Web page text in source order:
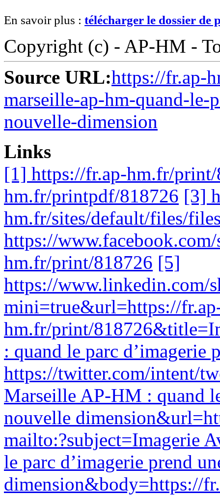
En savoir plus : télécharger le dossier de
Copyright (c) - AP-HM -
Source URL:https://fr.ap-
marseille-ap-hm-quand-le-
nouvelle-dimension
Links
[1] https://fr.ap-hm.fr/print/
hm.fr/printpdf/818726 [3]
hm.fr/sites/default/files/
https://
hm.fr/print/818726 [5]
https://www.linkedin.com/
mini=true&url=https://
hm.fr/print/
: quand le parc d’imagerie
https://twitter.com/intent/
Marseille AP-HM : quand
nouvelle
mailto:?subject=Imagerie
le parc d’imagerie prend
dimension&body=https://